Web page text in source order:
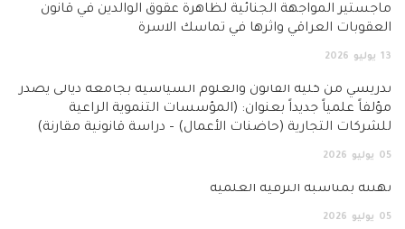
الجنائية لظاهرة عقوق الوالدين في قانون
واثرها في تماسك الاسرة
القانون والعلوم السياسية بجامعة ديالى يصدر
جديداً بعنوان: (المؤسسات التنموية الراعية
(حاضنات الأعمال) – دراسة قانونية مقارنة)
الترقية العلمية